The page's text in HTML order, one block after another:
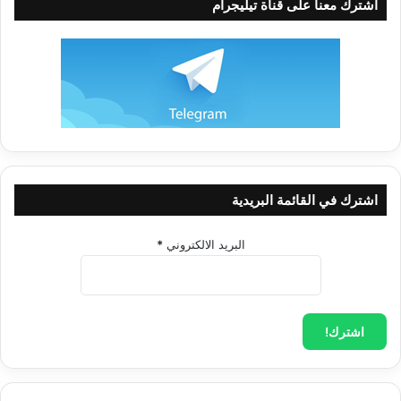
والرياح والتراب والشمس والقمر حتى خُلقت ونمت ونضجت
واستوت، ثم يسَّرها له بلا مقابل.
اشترك معنا على قناة تيليجرام
اشترك في القائمة البريدية
البريد الالكتروني *